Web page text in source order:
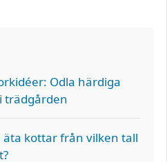
Odla härdiga
trädgården
äta kottar från vilken tall